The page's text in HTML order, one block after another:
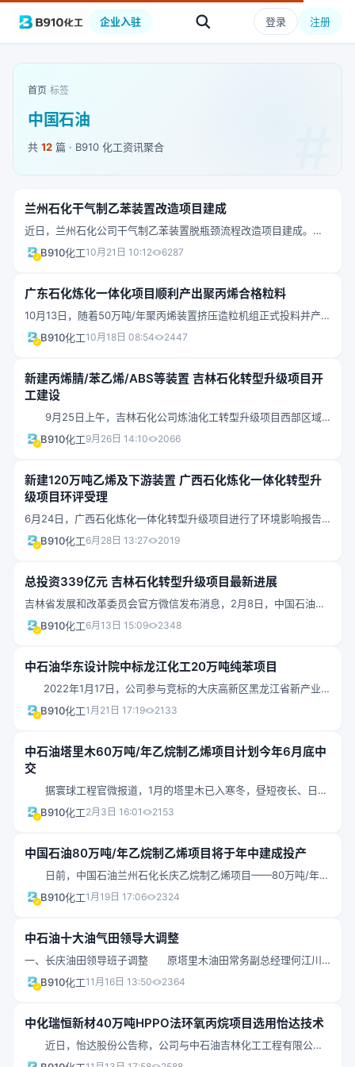
企业入驻 登录 注册
首页 标签
中国石油
共 12 篇 · B910 化工资讯聚合
兰州石化干气制乙苯装置改造项目建成
近日，兰州石化公司干气制乙苯装置脱瓶颈流程改造项目建成。该
项目是兰州石化优化炼化一体化布局的重要举措，实现了乙烯原料
在炼油区与化工区之间的输转。“干气制乙苯装置脱瓶颈流程改造项
每年可增加收入上亿元。”兰州石化计划处生产经营计划管理人员侯
秀斌介绍道。 在干气制乙苯装置脱瓶颈流程改造项目施工过程
中，兰州石化从石化厂高密度聚乙烯装置敷设一段乙烯管线，将优
荷生产需要，使装置的精乙苯日产量
B910化工10月21日 10:12 6287
广东石化炼化一体化项目顺利产出聚丙烯合格粒料
10月13日，随着50万吨/年聚丙烯装置挤压造粒机组正式投料并产
出合格粒料，中石油广东石化炼化一体化项目聚丙烯装置生产准备
两条关键路径之一的挤压造粒实物料试车工作圆满完成，这比计划
通。 广东石化50万吨/年聚丙烯装置是全球单线挤压机能力最大
UNIPOL聚丙烯装置，由寰球公司EPC总承包，占地面积5.5万平方
米，2022年5月20日中交，是广东石化炼化一体化项目第一个中交
的生产装置。该装置采用利用丙烯、乙烯、氢气为主要原料，生产
B910化工10月18日 08:54 2447
新建丙烯腈/苯乙烯/ABS等装置 吉林石化转型升级项目开
工建设
9月25日上午，吉林石化公司炼油化工转型升级项目西部区域
第一批基础设计批复项目开工建设。这标志着该公司通过“减油增
化”“减油增特”，在炼化业务向绿色低碳转型的道路上迈出重要的一
积极推动作用。 中油吉林石化公司转型升级项目总投资339亿
元，将新建120万吨/年乙烯、60万吨/年ABS等21套炼油化工装置，
是“十四五”以来国家批准的首个大型石化项目。这些项目分别布置
在东、中、西三个区域，其中，西部区域有新建丙烯腈、苯乙烯、
装置。
B910化工9月26日 14:10 2066
新建120万吨乙烯及下游装置 广西石化炼化一体化转型升
级项目环评受理
6月24日，广西石化炼化一体化转型升级项目进行了环境影响报告
书受理公示。同时，中国（广西）自由贸易试验区钦州港片区管理
委员会官网公布了该项目环境影响报告书（公示版），通过环境影
目可行性研究报告审查会，12月21日中国石油咨询中心完成了可研
评估报告意见稿，并于2022年1月5日上报中国石油总部。本项目目
前已列入国家石化产业规划布局方案储备项目，2021年12月2日国
划流程。
B910化工6月28日 13:27 2019
总投资339亿元 吉林石化转型升级项目最新进展
吉林省发展和改革委员会官方微信发布消息，2月8日，中国石油和
吉林省“十四五”规划重点项目之一——中国石油吉林石化公司转型
升级项目在吉林市启动。据介绍，中国石油吉林石化公司转型升级
该项目可研报批总投资不含税339.45亿元。主要内容包括：新建
120万吨/年乙烯、60万吨/年ABS等21套炼油化工装置，改造9套装
置，停运15万吨/年乙烯等7套装置。建成投产后，中国石油吉林石
少油品263万吨、增产化工品约280万吨。
B910化工6月13日 15:09 2348
​中石油华东设计院中标龙江化工20万吨纯苯项目
2022年1月17日，公司参与竞标的大庆高新区黑龙江省新产业
投资集团龙江化工有限公司聚碳酸酯联合项目之年产20万吨纯苯项
目正式发布中标结果公告，公司以商务评分、技术评分和总评分均
条件下通过甲苯热裂解脱烷基的工艺路线制取纯苯，年产20万吨纯
苯并副产等摩尔量的甲烷。 项目建成后，将为业主单位带来良
好的经济效益，也将助力地方经济高质量发展。
B910化工1月21日 17:19 2133
中石油塔里木60万吨/年乙烷制乙烯项目计划今年6月底中
交
据寰球工程官微报道，1月的塔里木已入寒冬，昼短夜长、日均
气温零下，大雪过后更是天寒地冻、北风刺骨，就在气温一度降至
零下20多度之际，北京寰球公司塔里木乙烷制乙烯项目施工现场仍
设，各装置区施工作业繁忙有序。 每天迎着冬日清晨第一缕阳
光，3000余名建设者在接受每日的安全喊话后迅速忙碌在各自的作
业面上，曲臂高空作业车、挖掘机、推土机，数十台机械设备有序
中交目标，各级领
B910化工2月3日 16:01 2153
中国石油80万吨/年乙烷制乙烯项目将于年中建成投产
日前，中国石油兰州石化长庆乙烷制乙烯项目——80万吨/年乙
烷制乙烯装置顺利实现机械完工的既定任务，为“十三五”收官划上
了圆满句号，这标志着长庆乙烷制乙烯项目阶段性目标顺利实现。
制乙烯项目被国家发改委列为国家乙烷裂解制乙烯示范工程，是中
国石油集团公司建设一流综合性国际能源公司的重点炼化项目，也
是兰州石化实现炼化转型升级、高质量发展的重大战略项目，总投
每年可实现营业收入6
B910化工1月19日 17:06 2324
中石油十大油气田领导大调整
一、长庆油田领导班子调整 原塔里木油田常务副总经理何江川
调任长庆油田出任总经理。 原长庆油田党委书记、总经理付锁
堂职务调整为长庆油田公司执行董事、党委书记，长庆石油勘探局
李忠兴不再担任长庆油田常务副总经理，调往辽河油田任职。
沈复孝不再担任长庆油田副总经理、安全总监，调往塔里木油
B910化工11月16日 13:50 2364
中化瑞恒新材40万吨HPPO法环氧丙烷项目选用怡达技术
近日，怡达股份公告称，公司与中石油吉林化工工程有限公司
（联合体牵头方）作为联合体与江苏瑞恒新材料科技有限公司共同